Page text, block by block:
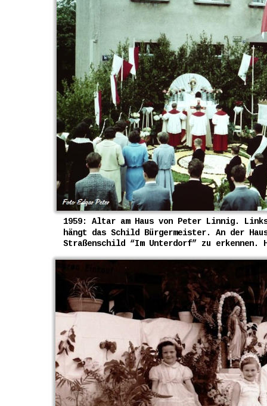
1959: Altar am Haus von Peter Linnig.
hängt das Schild Bürgermeister. An der
Straßenschild “Im Unterdorf” zu erkennen.